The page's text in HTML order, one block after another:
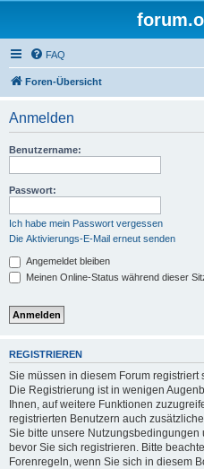
FAQ
Foren-Übersicht
Anmelden
Benutzername:
Passwort:
Ich habe mein Passwort vergessen
Die Aktivierungs-E-Mail erneut senden
Angemeldet bleiben
Meinen Online-Status während dieser
REGISTRIEREN
Sie müssen in diesem Forum registriert
Die Registrierung ist in wenigen
Ihnen, auf weitere Funktionen
registrierten Benutzern auch
Sie bitte unsere Nutzungsbedingungen
bevor Sie sich registrieren. Bitte
Forenregeln, wenn Sie sich in diesem